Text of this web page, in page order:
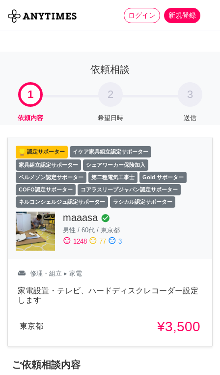
ログイン 新規登録
全て 家事 more_horiz
依頼相談
1
依頼内容
2
希望日時
3
送信
認定サポーター イケア家具組立認定サポーター
家具組立認定サポーター シェアワーカー保険加入
ベルメゾン認定サポーター 第二種電気工事士 Gold サポーター
COFO認定サポーター コアラスリープジャパン認定サポーター
ネルコンシェルジュ認定サポーター ラシカル認定サポーター
maaasa check_circle
男性 / 60代 / 東京都
sentiment_satisfied 1248 sentiment_neutral 77 sentiment_dissatisfied 3
weekend 修理・組立 ▸ 家電
家電設置・テレビ、ハードディスクレコーダー設定
します
東京都 ¥3,500
ご依頼相談内容